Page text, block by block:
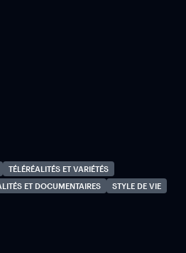
TÉLÉRÉALITÉS ET VARIÉTÉS
ET DOCUMENTAIRES
STYLE DE VIE